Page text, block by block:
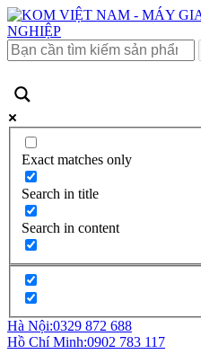
Exact matches only
Search in title
Search in content
Hà Nội:0329 872 688
Hồ Chí Minh:0902 783 117